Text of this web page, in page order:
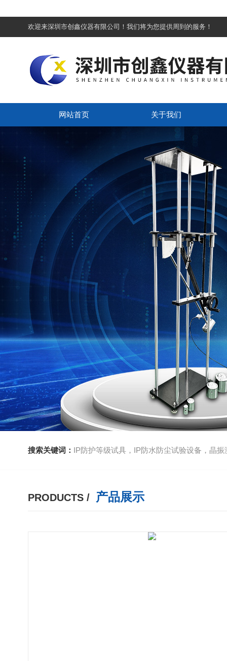
欢迎来深圳市创鑫仪器有限公司！我们将为您提供周到的服务！
网站首页 关于我们
搜索关键词： IP防护等级试具，IP防水防尘试验设备，晶振
PRODUCTS / 产品展示